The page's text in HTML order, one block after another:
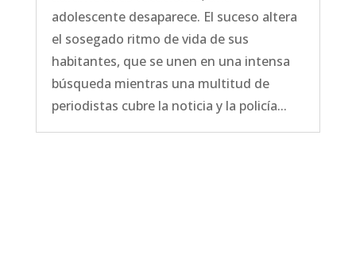
adolescente desaparece. El suceso altera
el sosegado ritmo de vida de sus
habitantes, que se unen en una intensa
búsqueda mientras una multitud de
periodistas cubre la noticia y la policía...